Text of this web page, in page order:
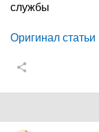
службы
Оригинал статьи